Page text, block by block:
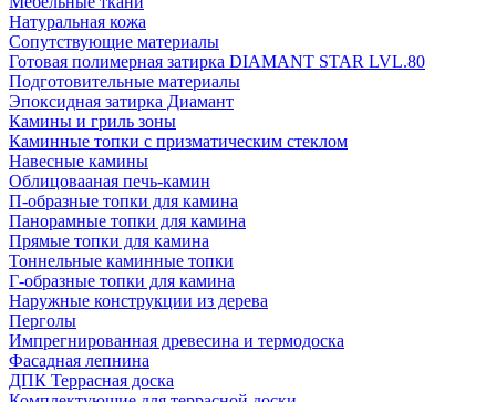
Натуральная кожа
Сопутствующие материалы
Готовая полимерная затирка DIAMANT STAR LVL.80
Подготовительные материалы
Эпоксидная затирка Диамант
Камины и гриль зоны
Каминные топки с призматическим стеклом
Навесные камины
Облицовааная печь-камин
П-образные топки для камина
Панорамные топки для камина
Прямые топки для камина
Тоннельные каминные топки
Г-образные топки для камина
Наружные конструкции из дерева
Перголы
Импрегнированная древесина и термодоска
Фасадная лепнина
ДПК Террасная доска